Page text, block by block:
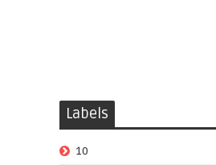
Labels
10